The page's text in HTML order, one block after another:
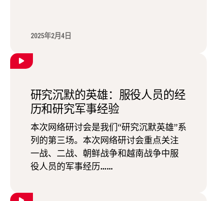
2025年2月4日
研究沉默的英雄：服役人员的经
历和研究军事经验
本次网络研讨会是我们“研究沉默英雄”系
列的第三场。本次网络研讨会重点关注
一战、二战、朝鲜战争和越南战争中服
役人员的军事经历……